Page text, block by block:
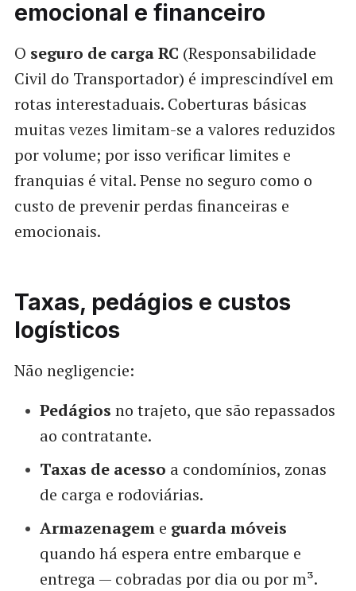
emocional e financeiro
O seguro de carga RC (Responsabilidade
Civil do Transportador) é imprescindível em
rotas interestaduais. Coberturas básicas
muitas vezes limitam-se a valores reduzidos
por volume; por isso verificar limites e
franquias é vital. Pense no seguro como o
custo de prevenir perdas financeiras e
emocionais.
Taxas, pedágios e custos
logísticos
Não negligencie:
Pedágios no trajeto, que são repassados
ao contratante.
Taxas de acesso a condomínios, zonas
de carga e rodoviárias.
Armazenageme guarda móveis
quando há espera entre embarque e
entrega — cobradas por dia ou por m³.